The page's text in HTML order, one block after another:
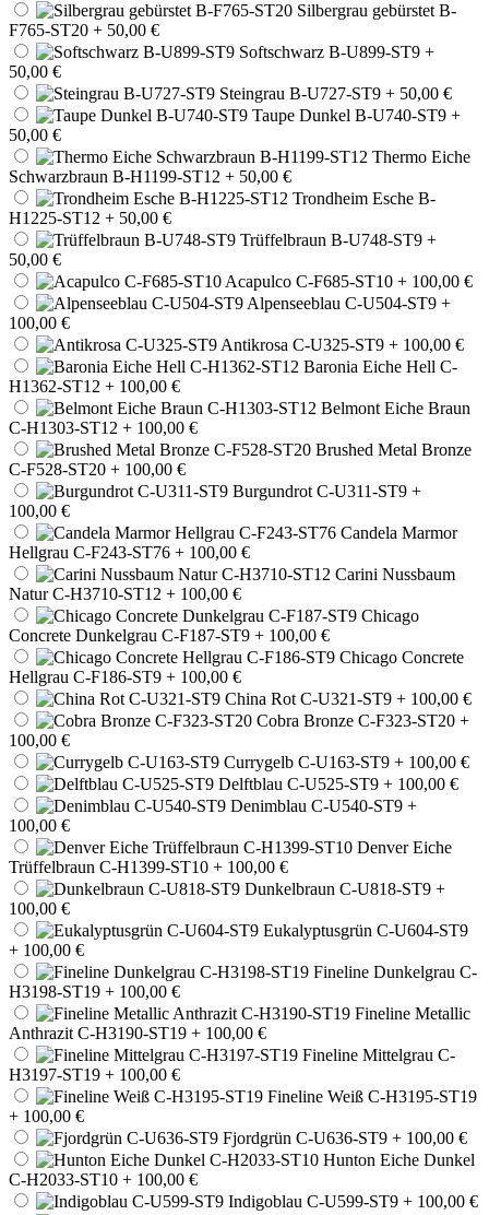
Silbergrau gebürstet B-
F765-ST20 + 50,00 €
Softschwarz B-U899-ST9 +
50,00 €
Steingrau B-U727-ST9 + 50,00 €
Taupe Dunkel B-U740-ST9 +
50,00 €
Thermo Eiche
Schwarzbraun B-H1199-ST12 + 50,00 €
Trondheim Esche B-
H1225-ST12 + 50,00 €
Trüffelbraun B-U748-ST9 +
50,00 €
Acapulco C-F685-ST10 + 100,00 €
Alpenseeblau C-U504-ST9 +
100,00 €
Antikrosa C-U325-ST9 + 100,00 €
Baronia Eiche Hell C-
H1362-ST12 + 100,00 €
Belmont Eiche Braun
C-H1303-ST12 + 100,00 €
Brushed Metal Bronze
C-F528-ST20 + 100,00 €
Burgundrot C-U311-ST9 +
100,00 €
Candela Marmor
Hellgrau C-F243-ST76 + 100,00 €
Carini Nussbaum
Natur C-H3710-ST12 + 100,00 €
Chicago
Concrete Dunkelgrau C-F187-ST9 + 100,00 €
Chicago Concrete
Hellgrau C-F186-ST9 + 100,00 €
China Rot C-U321-ST9 + 100,00 €
Cobra Bronze C-F323-ST20 +
100,00 €
Currygelb C-U163-ST9 + 100,00 €
Delftblau C-U525-ST9 + 100,00 €
Denimblau C-U540-ST9 +
100,00 €
Denver Eiche
Trüffelbraun C-H1399-ST10 + 100,00 €
Dunkelbraun C-U818-ST9 +
100,00 €
Eukalyptusgrün C-U604-ST9
+ 100,00 €
Fineline Dunkelgrau C-
H3198-ST19 + 100,00 €
Fineline Metallic
Anthrazit C-H3190-ST19 + 100,00 €
Fineline Mittelgrau C-
H3197-ST19 + 100,00 €
Fineline Weiß C-H3195-ST19
+ 100,00 €
Fjordgrün C-U636-ST9 + 100,00 €
Hunton Eiche Dunkel
C-H2033-ST10 + 100,00 €
Indigoblau C-U599-ST9 + 100,00 €